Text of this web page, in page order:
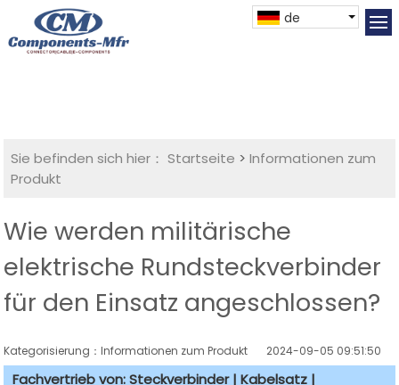
de
Sie befinden sich hier： Startseite >Informationen zum
Produkt
Wie werden militärische
elektrische Rundsteckverbinder
für den Einsatz angeschlossen?
Kategorisierung：Informationen zum Produkt 2024-09-05 09:51:50
Fachvertrieb von: Steckverbinder | Kabelsatz |